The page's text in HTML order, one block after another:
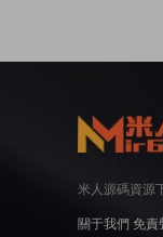
米人源碼資源
關于我們 免責